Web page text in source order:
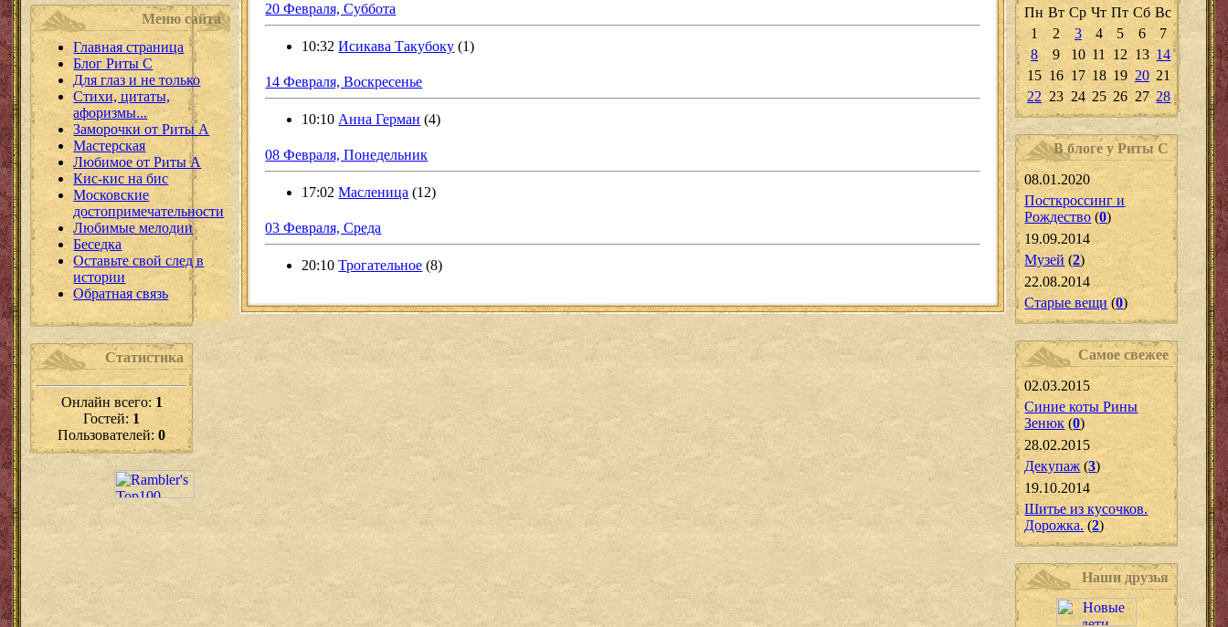
Меню сайта
Главная страница
Блог Риты С
Для глаз и не только
Стихи, цитаты,
афоризмы...
Заморочки от Риты А
Мастерская
Любимое от Риты А
Кис-кис на бис
Московские
достопримечательности
Любимые мелодии
Беседка
Оставьте свой след в
истории
Обратная связь
Статистика
Онлайн всего: 1
Гостей: 1
Пользователей:0
20 Февраля, Суббота
10:32 Исикава Такубоку (1)
14 Февраля, Воскресенье
10:10 Анна Герман (4)
08 Февраля, Понедельник
17:02 Масленица (12)
03 Февраля, Среда
20:10 Трогательное (8)
Пн Вт Ср Чт Пт Сб Вс
1
2 3 4 5 6
7
8
9 10 11 12 13 14
15 16 17 18 19 20 21
22 23 24 25 26 27 28
В блоге у Риты С
08.01.2020
Посткроссинг и
Рождество (0)
19.09.2014
Музей (2)
22.08.2014
Старые вещи (0)
Самое свежее
02.03.2015
Синие коты Рины
Зенюк (0)
28.02.2015
Декупаж (3)
19.10.2014
Шитье из кусочков.
Дорожка. (2)
Наши друзья